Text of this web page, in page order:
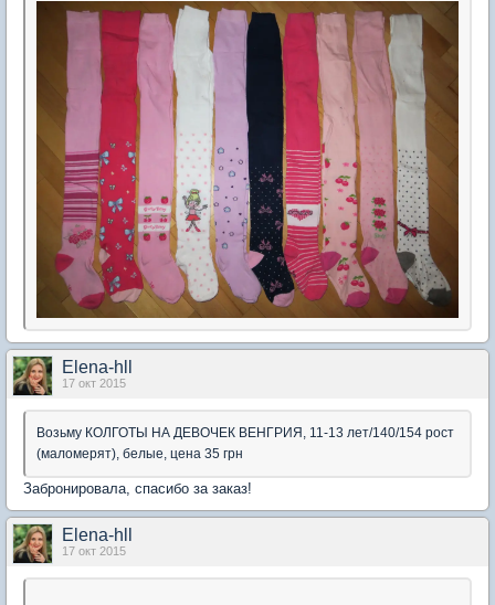
Elena-hll
17 окт 2015
Возьму КОЛГОТЫ НА ДЕВОЧЕК ВЕНГРИЯ, 11-13 лет/140/154 рост
(маломерят), белые, цена 35 грн
Забронировала, спасибо за заказ!
Elena-hll
17 окт 2015